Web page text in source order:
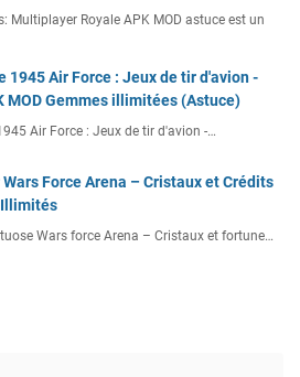
Multiplayer Royale APK MOD astuce est un
1945 Air Force : Jeux de tir d'avion -
MOD Gemmes illimitées (Astuce)
Air Force : Jeux de tir d'avion -…
Force Arena – Cristaux et Crédits
Wars force Arena – Cristaux et fortune…